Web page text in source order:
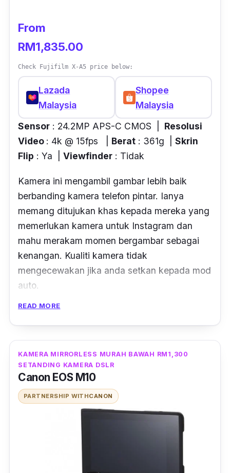
From
RM1,835.00
Check Fujifilm X-A5 price below:
Lazada
Malaysia
Shopee
Malaysia
Sensor : 24.2MP APS-C CMOS |
Resolusi
Video : 4k @ 15fps | Berat : 361g | Skrin
Flip : Ya | Viewfinder : Tidak
Kamera ini mengambil gambar lebih baik
berbanding kamera telefon pintar. Ianya
memang ditujukan khas kepada mereka yang
memerlukan kamera untuk Instagram dan
mahu merakam momen bergambar sebagai
kenangan. Kualiti kamera tidak
mengecewakan jika anda setkan kepada mod
auto.
Kelebihan lain kamera ini ialah ianya
mempunyai sambungan Wi-Fi yang
memudahkan anda untuk memindahkan
gambar. Reka bentuk kamera ini juga agak
menarik dan cukup ringan untuk dibawa
READ MORE
KAMERA MIRRORLESS MURAH BAWAH RM1,300
SETANDING KAMERA DSLR
Canon EOS M10
PARTNERSHIP WITHCANON